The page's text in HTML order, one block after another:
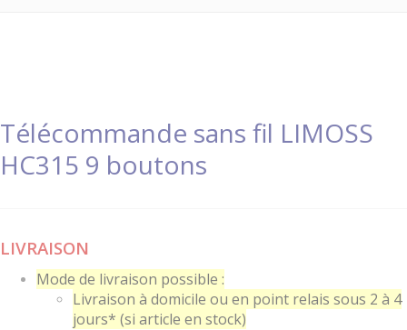
Télécommande sans fil LIMOSS
HC315 9 boutons
LIVRAISON
Mode de livraison possible :
Livraison à domicile ou en point relais sous 2 à 4
jours* (si article en stock)